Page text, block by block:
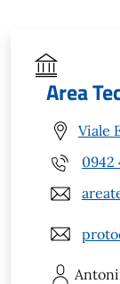
Area
Viale
0942